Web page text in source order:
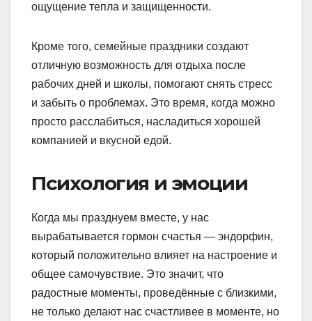
ощущение тепла и защищенности.
Кроме того, семейные праздники создают
отличную возможность для отдыха после
рабочих дней и школы, помогают снять стресс
и забыть о проблемах. Это время, когда можно
просто расслабиться, насладиться хорошей
компанией и вкусной едой.
Психология и эмоции
Когда мы празднуем вместе, у нас
вырабатывается гормон счастья — эндорфин,
который положительно влияет на настроение и
общее самочувствие. Это значит, что
радостные моменты, проведённые с близкими,
не только делают нас счастливее в моменте, но